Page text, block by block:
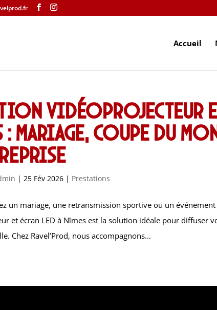
Accueil
vidéoprojecteur et
: Mariage, Coupe du
|25 Fév 2026 | Prestations
un mariage, une retransmission sportive ou un
et écran LED à Nîmes est la solution idéale pour diffuser
Chez Ravel’Prod, nous accompagnons...